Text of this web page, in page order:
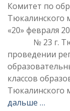
Комитет по
Тюкалинского
«20»
№ 23 г.
проведении
классов
Тюкалинского
дальше …